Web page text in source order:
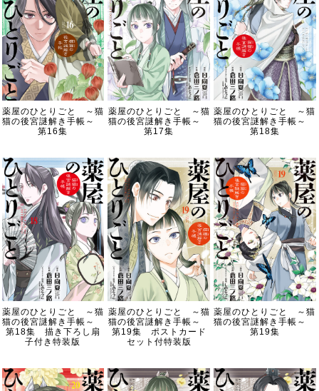
薬屋のひとりごと ～猫
猫の後宮謎解き手帳～
第16集
薬屋のひとりごと ～猫
猫の後宮謎解き手帳～
第17集
薬屋のひとりごと ～猫
猫の後宮謎解き手帳～
第18集
薬屋のひとりごと ～猫
猫の後宮謎解き手帳～
第18集 描き下ろし扇
子付き特装版
薬屋のひとりごと ～猫
猫の後宮謎解き手帳～
第19集 ポストカード
セット付特装版
薬屋のひとりごと ～猫
猫の後宮謎解き手帳～
第19集